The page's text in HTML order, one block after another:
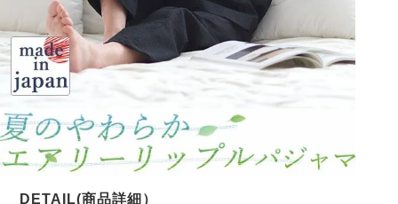
春 夏
ガールズパジャマ
柄物
インナーウェア 生活雑貨 カタログギフト
ズボン単品
すべてのメン
長袖 半袖
SDGsの取り組み